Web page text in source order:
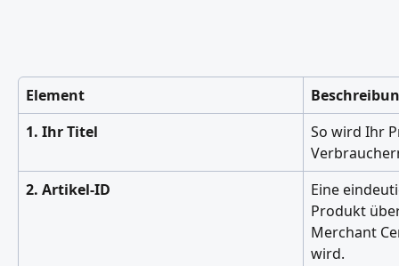
Element
1. Ihr Titel
So wird Ihr
2. Artikel-ID
Eine
Produkt
Merchant
wird.